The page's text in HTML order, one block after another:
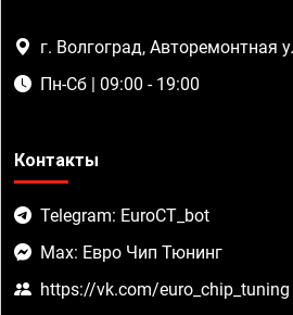
г. Волгоград, Авторемонтная
Пн-Сб | 09:00 - 19:00
Контакты
Telegram: EuroCT_bot
Max: Евро Чип Тюнинг
https://vk.com/euro_chip_tuning